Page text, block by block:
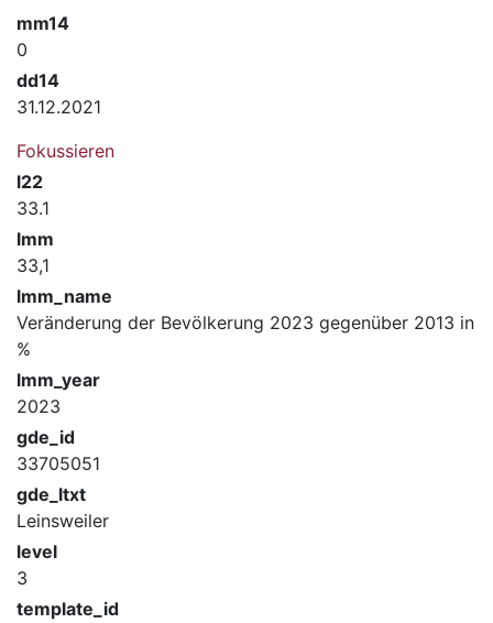
mm14
0
dd14
31.12.2021
Fokussieren
l22
33.1
lmm
33,1
lmm_name
Veränderung der Bevölkerung 2023 gegenüber 2013 in
%
lmm_year
2023
gde_id
33705051
gde_ltxt
Leinsweiler
level
3
template_id